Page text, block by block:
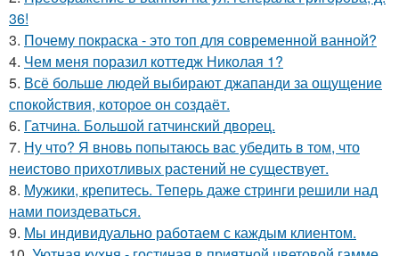
36!
3. Почему покраска - это топ для современной ванной?
4. Чем меня поразил коттедж Николая 1?
5. Всё больше людей выбирают джапанди за ощущение
спокойствия, которое он создаёт.
6. Гатчина. Большой гатчинский дворец.
7. Ну что? Я вновь попытаюсь вас убедить в том, что
неистово прихотливых растений не существует.
8. Мужики, крепитесь. Теперь даже стринги решили над
нами поиздеваться.
9. Мы индивидуально работаем с каждым клиентом.